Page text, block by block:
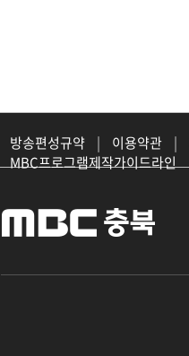
방송편성규약 | 이용약관 |
MBC프로그램제작가이드라인